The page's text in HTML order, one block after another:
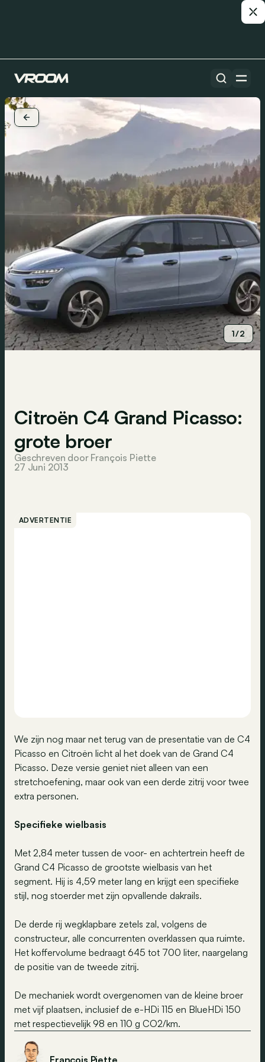
1/2
Citroën C4 Grand Picasso:
grote broer
Geschreven door François Piette
27 Juni 2013
ADVERTENTIE
We zijn nog maar net terug van de presentatie van de C4
Picasso en Citroën licht al het doek van de Grand C4
Picasso. Deze versie geniet niet alleen van een
stretchoefening, maar ook van een derde zitrij voor twee
extra personen.
Specifieke wielbasis
Met 2,84 meter tussen de voor- en achtertrein heeft de
Grand C4 Picasso de grootste wielbasis van het
segment. Hij is 4,59 meter lang en krijgt een specifieke
stijl, nog stoerder met zijn opvallende dakrails.
De derde rij wegklapbare zetels zal, volgens de
constructeur, alle concurrenten overklassen qua ruimte.
Het koffervolume bedraagt 645 tot 700 liter, naargelang
de positie van de tweede zitrij.
De mechaniek wordt overgenomen van de kleine broer
met vijf plaatsen, inclusief de e-HDi 115 en BlueHDi 150
met respectievelijk 98 en 110 g CO2/km.
François Piette